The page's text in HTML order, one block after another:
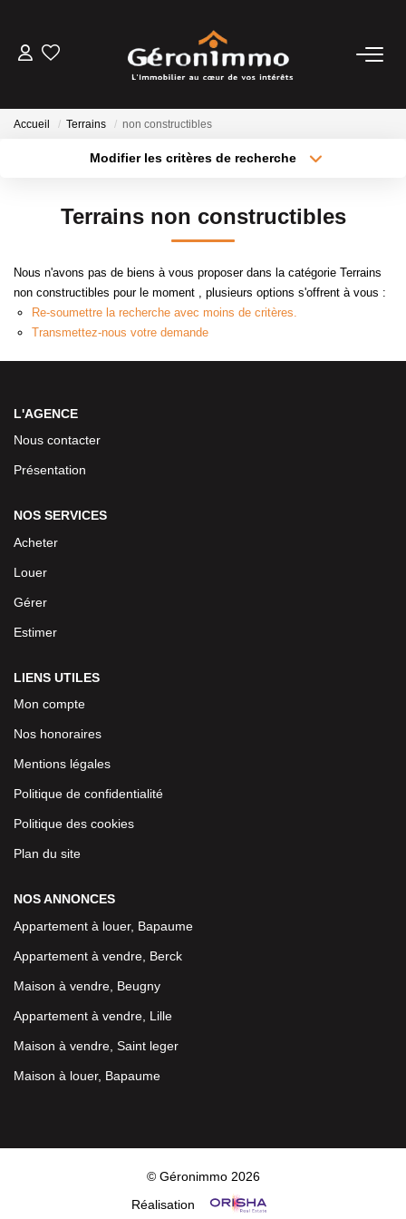
NOTRE AGENCE
CONTACT
Accueil Terrains non constructibles
Modifier les critères de recherche
Type de bien
Budget max Plus de critères
Terrains non constructibles
Nous n'avons pas de biens à vous proposer dans la catégorie Terrains
non constructibles pour le moment , plusieurs options s'offrent à vous :
Re-soumettre la recherche avec moins de critères.
Transmettez-nous votre demande
L'AGENCE
Nous contacter
Présentation
NOS SERVICES
Acheter
Louer
Gérer
Estimer
LIENS UTILES
Mon compte
Nos honoraires
Mentions légales
Politique de confidentialité
Politique des cookies
Plan du site
NOS ANNONCES
Appartement à louer, Bapaume
Appartement à vendre, Berck
Maison à vendre, Beugny
Appartement à vendre, Lille
Maison à vendre, Saint leger
Maison à louer, Bapaume
© Géronimmo 2026
Réalisation